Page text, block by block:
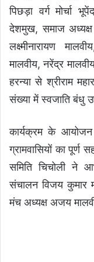
पिछड़ा वर्ग मोर्चा
देशमुख, समाज
लक्ष्मीनारायण
मालवीय, नरेंद्र
हरन्या से श्रीराम
संख्या में स्वजाति बंधु
कार्यक्रम के
ग्रामवासियों का पूर्ण
समिति चिचोली ने
संचालन विजय कुमार
मंच अध्यक्ष अजय